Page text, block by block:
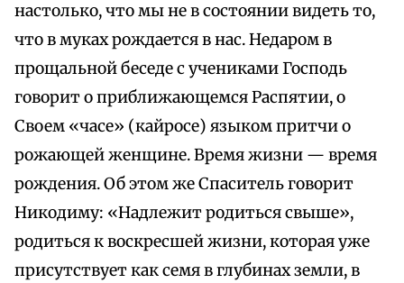
настолько, что мы не в состоянии видеть то,
что в муках рождается в нас. Недаром в
прощальной беседе с учениками Господь
говорит о приближающемся Распятии, о
Своем «часе» (кайросе) языком притчи о
рожающей женщине. Время жизни — время
рождения. Об этом же Спаситель говорит
Никодиму: «Надлежит родиться свыше»,
родиться к воскресшей жизни, которая уже
присутствует как семя в глубинах земли, в